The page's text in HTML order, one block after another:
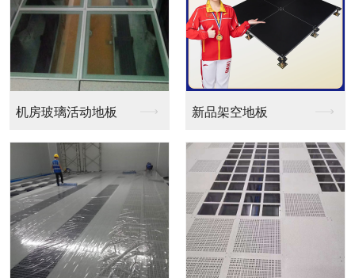
新品架空地板